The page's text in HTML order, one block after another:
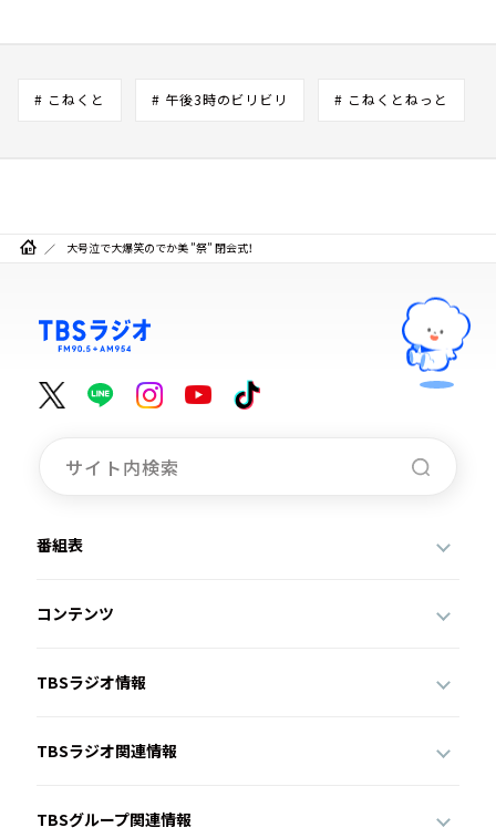
# こねくと # 午後3時のビリビリ # こねくとねっと
大号泣で大爆笑のでか美 ”祭” 閉会式！
番組表
コンテンツ
TBSラジオ情報
TBSラジオ関連情報
TBSグループ関連情報